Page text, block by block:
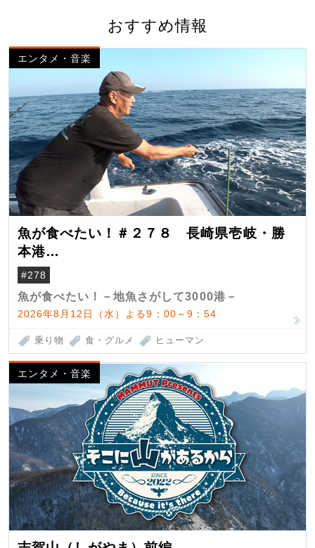
おすすめ情報
エンタメ・音楽
魚が食べたい！＃２７８ 長崎県壱岐・勝
本港
（クロマグロ）
#278
魚が食べたい！－地魚さがして3000港－
2026年8月12日（水）よる9：00～9：54
乗り物 食・グルメ ヒューマン
エンタメ・音楽